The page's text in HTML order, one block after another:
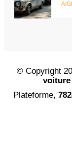
© Copyright
voiture
Plateforme,